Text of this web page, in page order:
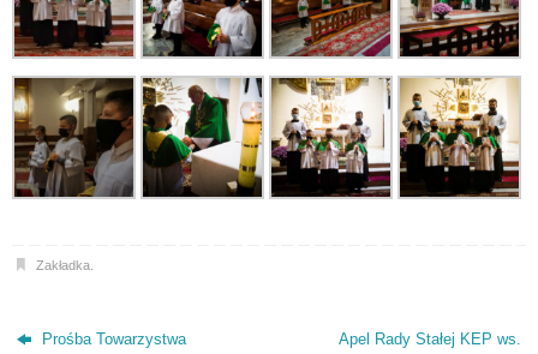
Zakładka.
Prośba Towarzystwa
Apel Rady Stałej KEP ws.